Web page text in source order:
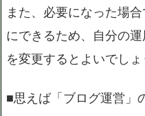
また、必要になった場
にできるため、自分の
を変更するとよいでしょ
■思えば「ブログ運営」